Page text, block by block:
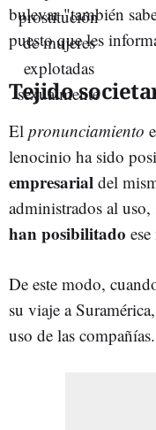
bulevar "también
puesto que les
Tejido
El pronunciamiento
lenocinio ha sido
empresarial del
administrados al uso,
han posibilitado
De este modo,
su viaje a
uso de las